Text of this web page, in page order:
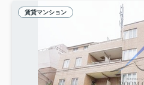
賃貸マンション